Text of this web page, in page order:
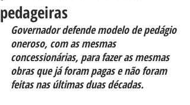
pedageiras
Governador defende modelo de pedágio
oneroso, com as mesmas
concessionárias, para fazer as mesmas
obras que já foram pagas e não foram
feitas nas últimas duas décadas.